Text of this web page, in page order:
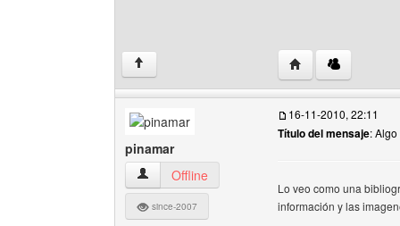
↑ Visitar sitio web
pinamar
pinamar Ver perfil del usuario
Offline
since-2007
16-11-2010, 22:11
Título del mensaje: Algo
Lo veo como una
información y las